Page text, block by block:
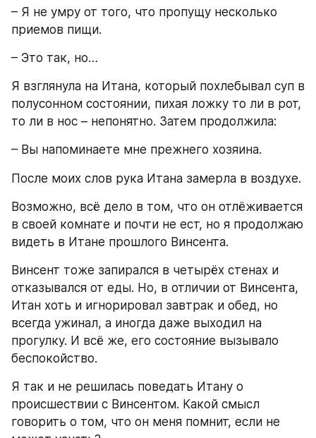
– Я не умру от того, что пропущу несколько
приемов пищи.
– Это так, но…
Я взглянула на Итана, который похлебывал суп в
полусонном состоянии, пихая ложку то ли в рот,
то ли в нос – непонятно. Затем продолжила:
– Вы напоминаете мне прежнего хозяина.
После моих слов рука Итана замерла в воздухе.
Возможно, всё дело в том, что он отлёживается
в своей комнате и почти не ест, но я продолжаю
видеть в Итане прошлого Винсента.
Винсент тоже запирался в четырёх стенах и
отказывался от еды. Но, в отличии от Винсента,
Итан хоть и игнорировал завтрак и обед, но
всегда ужинал, а иногда даже выходил на
прогулку. И всё же, его состояние вызывало
беспокойство.
Я так и не решилась поведать Итану о
происшествии с Винсентом. Какой смысл
говорить о том, что он меня помнит, если не